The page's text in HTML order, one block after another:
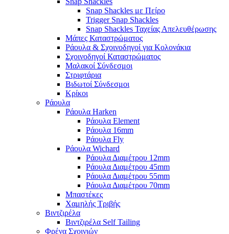
Snap Shackles με Πείρο
Trigger Snap Shackles
Snap Shackles Ταχείας Απελευθέρωσης
Μάπες Καταστρώματος
Ράουλα & Σχοινοδηγοί για Κολονάκια
Σχοινοδηγοί Καταστρώματος
Μαλακοί Σύνδεσμοι
Στριφτάρια
Βιδωτοί Σύνδεσμοι
Κρίκοι
Ράουλα
Ράουλα Harken
Ράουλα Element
Ράουλα 16mm
Ράουλα Fly
Ράουλα Wichard
Ράουλα Διαμέτρου 12mm
Ράουλα Διαμέτρου 45mm
Ράουλα Διαμέτρου 55mm
Ράουλα Διαμέτρου 70mm
Μπαστέκες
Χαμηλής Τριβής
Βιντζιρέλα
Βιντζιρέλα Self Tailing
Φρένα Σχοινιών